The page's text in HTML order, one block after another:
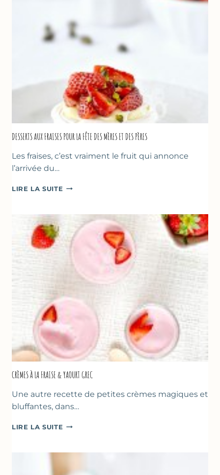
DESSERTS AUX FRAISES POUR LA FÊTE DES MÈRES ET DES PÈRES
Les fraises, c’est vraiment le fruit qui annonce
l’arrivée du…
LIRE LA SUITE DESSERTS
POUR
FÊTE
DES
CRÈMES À LA FRAISE & YAOURT GREC
Une autre recette de petites crèmes magiques et
bluffantes, dans…
LIRE LA SUITE CRÈMES
FRAISE